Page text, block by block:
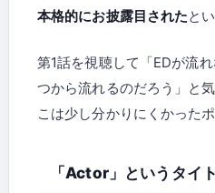
本格的にお披露目されたと
第1話を視聴して「EDが流
つから流れるのだろう」と
こは少し分かりにくかった
「Actor」というタイ